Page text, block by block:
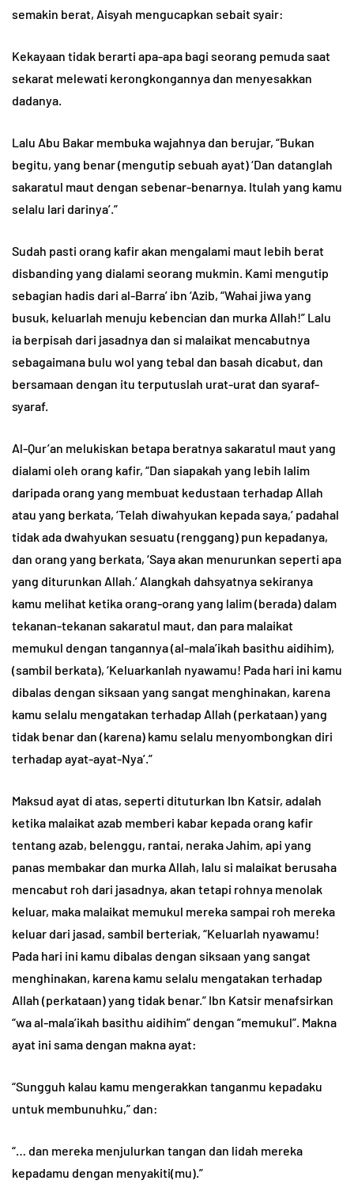
semakin berat, Aisyah mengucapkan sebait syair:
Kekayaan tidak berarti apa-apa bagi seorang pemuda saat
sekarat melewati kerongkongannya dan menyesakkan
dadanya.
Lalu Abu Bakar membuka wajahnya dan berujar, “Bukan
begitu, yang benar (mengutip sebuah ayat) ‘Dan datanglah
sakaratul maut dengan sebenar-benarnya. Itulah yang kamu
selalu lari darinya’.”
Sudah pasti orang kafir akan mengalami maut lebih berat
disbanding yang dialami seorang mukmin. Kami mengutip
sebagian hadis dari al-Barra’ ibn ‘Azib, “Wahai jiwa yang
busuk, keluarlah menuju kebencian dan murka Allah!” Lalu
ia berpisah dari jasadnya dan si malaikat mencabutnya
sebagaimana bulu wol yang tebal dan basah dicabut, dan
bersamaan dengan itu terputuslah urat-urat dan syaraf-
syaraf.
Al-Qur’an melukiskan betapa beratnya sakaratul maut yang
dialami oleh orang kafir, “Dan siapakah yang lebih lalim
daripada orang yang membuat kedustaan terhadap Allah
atau yang berkata, ‘Telah diwahyukan kepada saya,’ padahal
tidak ada dwahyukan sesuatu (renggang) pun kepadanya,
dan orang yang berkata, ‘Saya akan menurunkan seperti apa
yang diturunkan Allah.’ Alangkah dahsyatnya sekiranya
kamu melihat ketika orang-orang yang lalim (berada) dalam
tekanan-tekanan sakaratul maut, dan para malaikat
memukul dengan tangannya (al-mala’ikah basithu aidihim),
(sambil berkata), ‘Keluarkanlah nyawamu! Pada hari ini kamu
dibalas dengan siksaan yang sangat menghinakan, karena
kamu selalu mengatakan terhadap Allah (perkataan) yang
tidak benar dan (karena) kamu selalu menyombongkan diri
terhadap ayat-ayat-Nya’.”
Maksud ayat di atas, seperti dituturkan Ibn Katsir, adalah
ketika malaikat azab memberi kabar kepada orang kafir
tentang azab, belenggu, rantai, neraka Jahim, api yang
panas membakar dan murka Allah, lalu si malaikat berusaha
mencabut roh dari jasadnya, akan tetapi rohnya menolak
keluar, maka malaikat memukul mereka sampai roh mereka
keluar dari jasad, sambil berteriak, “Keluarlah nyawamu!
Pada hari ini kamu dibalas dengan siksaan yang sangat
menghinakan, karena kamu selalu mengatakan terhadap
Allah (perkataan) yang tidak benar.” Ibn Katsir menafsirkan
“wa al-mala’ikah basithu aidihim” dengan “memukul”. Makna
ayat ini sama dengan makna ayat:
“Sungguh kalau kamu mengerakkan tanganmu kepadaku
untuk membunuhku,” dan:
“… dan mereka menjulurkan tangan dan lidah mereka
kepadamu dengan menyakiti(mu).”